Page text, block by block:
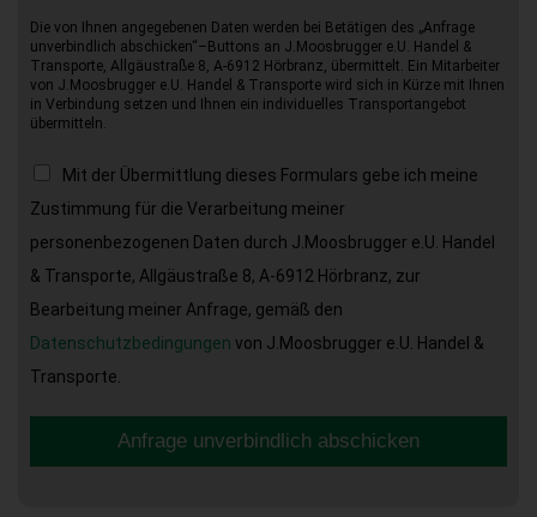
Die von Ihnen angegebenen Daten werden bei Betätigen des „Anfrage
unverbindlich abschicken“–Buttons an J.Moosbrugger e.U. Handel &
Transporte, Allgäustraße 8, A-6912 Hörbranz, übermittelt. Ein Mitarbeiter
von J.Moosbrugger e.U. Handel & Transporte wird sich in Kürze mit Ihnen
in Verbindung setzen und Ihnen ein individuelles Transportangebot
übermitteln.
Mit der Übermittlung dieses Formulars gebe ich meine
Zustimmung für die Verarbeitung meiner
personenbezogenen Daten durch J.Moosbrugger e.U. Handel
& Transporte, Allgäustraße 8, A-6912 Hörbranz, zur
Bearbeitung meiner Anfrage, gemäß den
Datenschutzbedingungen von J.Moosbrugger e.U. Handel &
Transporte.
Anfrage unverbindlich abschicken